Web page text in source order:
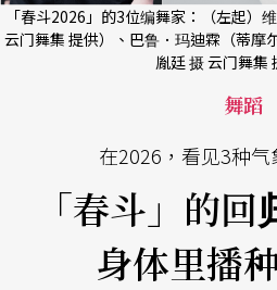
「春斗2026」的3位编舞家：（左起
云门舞集 提供）、巴鲁．玛迪霖（蒂摩
胤廷 摄 云门舞集
舞蹈
在2026，看见3种
「春斗」的
身体里播